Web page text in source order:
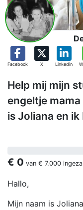
Facebook X Linkedin
Help mij mijn
engeltje
is Joliana en
€ 0 van € 7.000
Hallo,
Mijn naam is